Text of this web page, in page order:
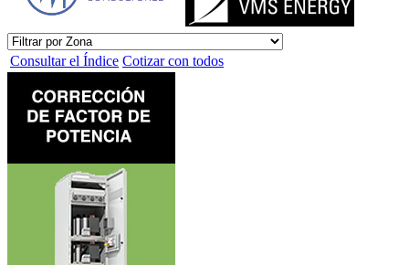
Consultar el Índice Cotizar con todos